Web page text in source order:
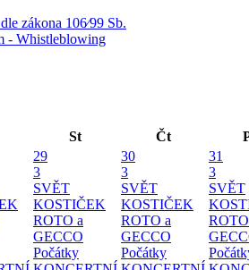
zákona 106⁄99 Sb.
- Whistleblowing
St Čt
29
3
SVĚT
KOSTIČEK
ROTO a
GECCO
Počátky
30
3
SVĚT
KOSTIČEK
ROTO a
GECCO
Počátky
31
3
SVĚT